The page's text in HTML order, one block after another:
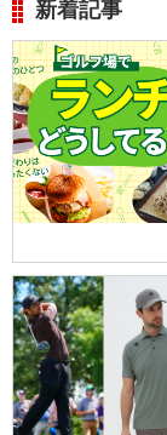
新着記事